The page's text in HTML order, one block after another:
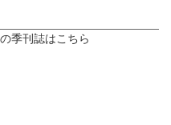
季刊誌はこちら